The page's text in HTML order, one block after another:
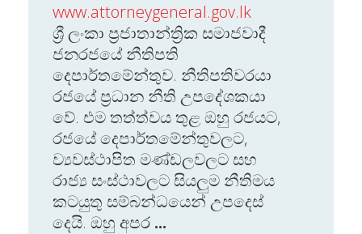
www.attorneygeneral.gov.lk
ශ්‍රී ලංකා ප්‍රජාතාන්ත්‍රික සමාජවාදී
ජනරජයේ නීතිපති
දෙපාර්තමේන්තුව. නීතිපතිවරයා
රජයේ ප්‍රධාන නීති උපදේශකයා
වේ. එම තත්ත්වය තුළ ඔහු රජයට,
රජයේ දෙපාර්තමේන්තුවලට,
ව්‍යවස්ථාපිත මණ්ඩලවලට සහ
රාජ්‍ය සංස්ථාවලට සියලුම නීතිමය
කටයුතු සම්බන්ධයෙන් උපදෙස්
දෙයි. ඔහු අපර ...